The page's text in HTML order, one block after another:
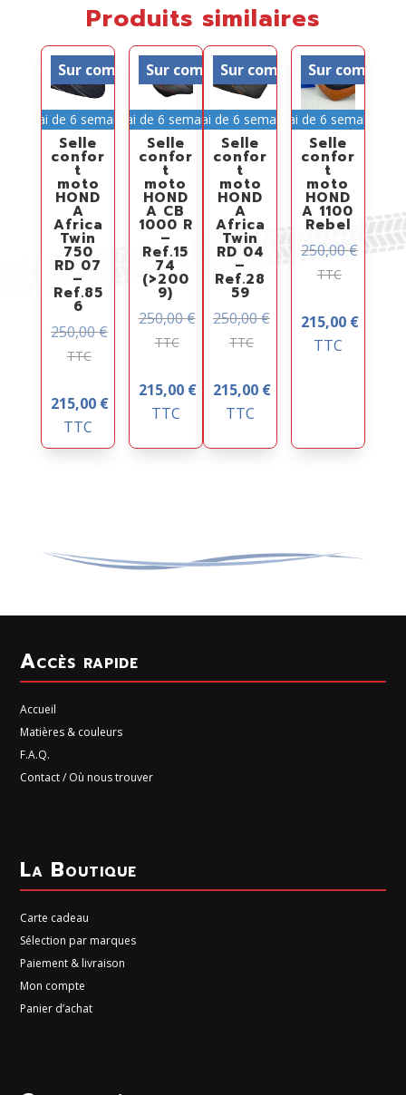
Produits similaires
Sur commande
Délai de 6 semaines
Selle
confor
t
moto
HOND
A
Africa
Twin
750
RD 07
–
Ref.85
6
250,00€
TTC
215,00 €
TTC
Sur commande
Délai de 6 semaines
Selle
confor
t
moto
HOND
A CB
1000 R
–
Ref.15
74
(>200
9)
250,00€
TTC
215,00 €
TTC
Sur commande
Délai de 6 semaines
Selle
confor
t
moto
HOND
A
Africa
Twin
RD 04
–
Ref.28
59
250,00€
TTC
215,00 €
TTC
Sur
Délai de 6 semaines
Selle
confor
t
moto
HOND
A 1100
Rebel
250,00€
TTC
215,00 €
TTC
Accès rapide
Accueil
Matières & couleurs
F.A.Q.
Contact / Où nous trouver
La Boutique
Carte cadeau
Sélection par marques
Paiement & livraison
Mon compte
Panier d’achat